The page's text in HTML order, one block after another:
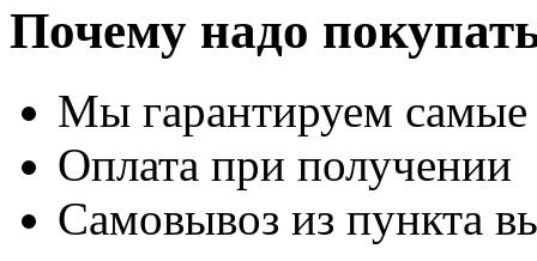
Почему надо
Мы гарантируем
Оплата при получении
Самовывоз из пункта